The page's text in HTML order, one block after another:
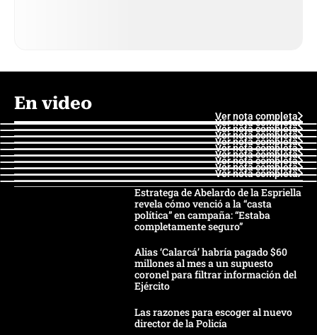
En video
Ver nota completa
Ver nota completa
Ver nota completa
Ver nota completa
Ver nota completa
Ver nota completa
Ver nota completa
Ver nota completa
Ver nota completa
Ver nota completa
Estratega de Abelardo de la Espriella
revela cómo venció a la “casta
política” en campaña: “Estaba
completamente seguro”
Alias ‘Calarcá’ habría pagado $60
millones al mes a un supuesto
coronel para filtrar información del
Ejército
Las razones para escoger al nuevo
director de la Policía